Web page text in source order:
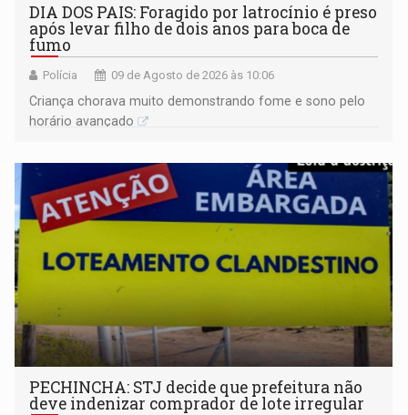
DIA DOS PAIS: Foragido por latrocínio é preso
após levar filho de dois anos para boca de
fumo
Polícia 09 de Agosto de 2026 às 10:06
Criança chorava muito demonstrando fome e sono pelo
horário avançado
PECHINCHA: STJ decide que prefeitura não
deve indenizar comprador de lote irregular